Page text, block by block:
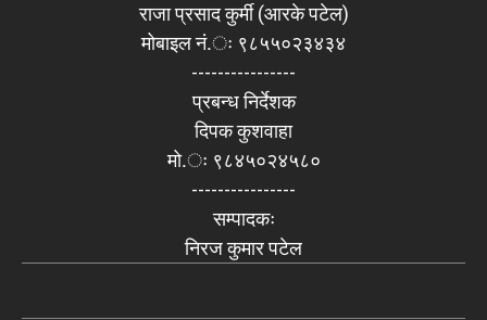
राजा प्रसाद कुर्मी (आरके पटेल)
मोबाइल नं.ः ९८५५०२३४३४
----------------
प्रबन्ध निर्देशक
दिपक कुशवाहा
मो.ः ९८४५०२४५८०
----------------
सम्पादकः
निरज कुमार पटेल